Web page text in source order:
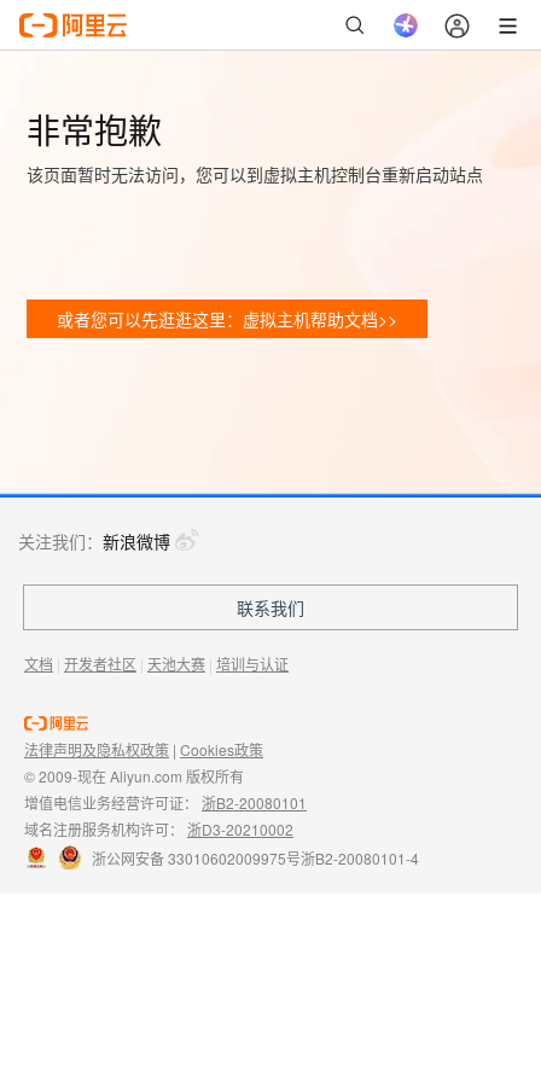
非常抱歉
该页面暂时无法访问，您可以到虚拟主机控制台重新启动站点
或者您可以先逛逛这里：虚拟主机帮助文档>>